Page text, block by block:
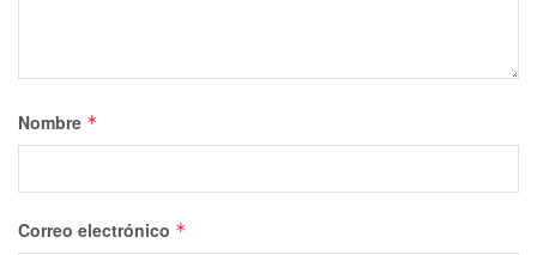
Nombre *
Correo electrónico *